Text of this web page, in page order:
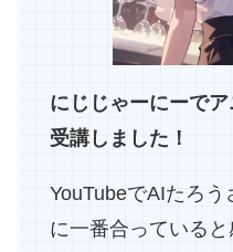
にじじゃーにーで
受講しました！
YouTubeでAIたろ
に一番合っている